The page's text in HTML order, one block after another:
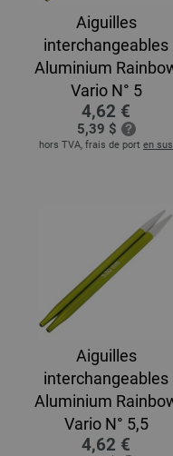
Aiguilles
interchangeables
Aluminium
Vario N° 5
4,62 €
5,39 $
hors TVA, frais de port en sus
Aiguilles
interchangeables
Aluminium
Vario N° 5,5
4,62 €